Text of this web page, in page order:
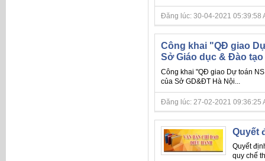
Đăng lúc: 30-04-2021 05:39:58
Công khai "QĐ giao
Sở Giáo dục & Đào
Công khai "QĐ giao Dự toán
của Sở GD&ĐT Hà Nội...
Đăng lúc: 27-02-2021 09:36:25
Quyết
Quyết
quy chế